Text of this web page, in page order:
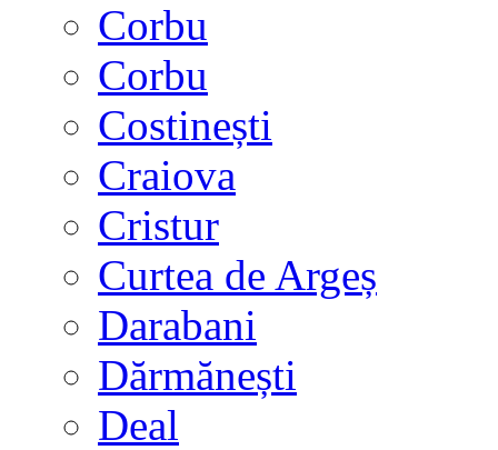
Corbu
Corbu
Costinești
Craiova
Cristur
Curtea de Argeș
Darabani
Dărmănești
Deal